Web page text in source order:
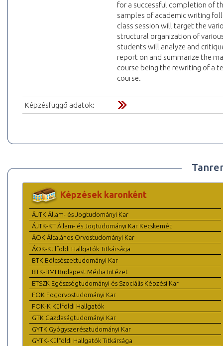
for a successful completion of
samples of academic writing
class session will target the
structural organization of
students will analyze and
report on and summarize the
course being the rewriting of a
course.
Képzésfüggő adatok:
Képzések karonként
ÁJTK Állam- és Jogtudományi Kar
ÁJTK-KT Állam- és Jogtudományi Kar Kecskemét
ÁOK Általános Orvostudományi Kar
ÁOK-Külföldi Hallgatók Titkársága
BTK Bölcsészettudományi Kar
BTK-BMI Budapest Média Intézet
ETSZK Egészségtudományi és Szociális Képzési Kar
FOK Fogorvostudományi Kar
FOK-K Külföldi Hallgatók
GTK Gazdaságtudományi Kar
GYTK Gyógyszerésztudományi Kar
GYTK-Külföldi Hallgatók Titkársága